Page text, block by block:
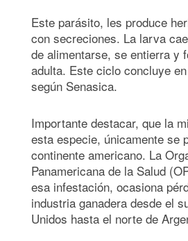
Este parásito, les produce
con secreciones. La larva
de alimentarse, se entierra y
adulta. Este ciclo concluye
según Senasica.
Importante destacar, que la
esta especie, únicamente se
continente americano. La
Panamericana de la Salud
esa infestación, ocasiona
industria ganadera desde el
Unidos hasta el norte de